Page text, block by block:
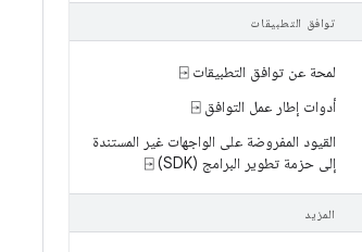
توافق التطبيقات
لمحة عن توافق التطبيقات ⍈
أدوات إطار عمل التوافق ⍈
القيود المفروضة على الواجهات غير المستندة
إلى حزمة تطوير البرامج (SDK) ⍈
المزيد